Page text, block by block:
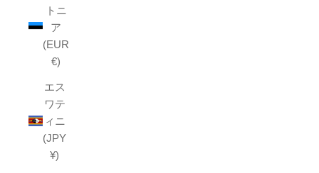
トニ
ア
(EUR
€)
エス
ワテ
ィニ
(JPY
¥)